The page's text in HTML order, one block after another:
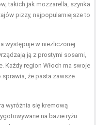
takich jak mozzarella, szynka
pizzy, najpopularniejsze to
występuje w niezliczonej
ją z prostymi sosami,
Każdy region Włoch ma swoje
że pasta zawsze
wyróżnia się kremową
na bazie ryżu